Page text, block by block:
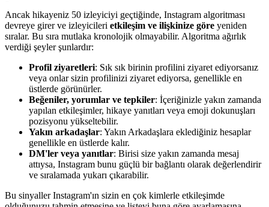
Ancak hikayeniz 50 izleyiciyi geçtiğinde, Instagram algoritması
devreye girer ve izleyicileri etkileşim ve ilişkinize göre yeniden
sıralar. Bu sıra mutlaka kronolojik olmayabilir. Algoritma ağırlık
verdiği şeyler şunlardır:
Profil ziyaretleri: Sık sık birinin profilini ziyaret ediyorsanız
veya onlar sizin profilinizi ziyaret ediyorsa, genellikle en
üstlerde görünürler.
Beğeniler, yorumlar ve tepkiler: İçeriğinizle yakın zamanda
yapılan etkileşimler, hikaye yanıtları veya emoji dokunuşları
pozisyonu yükseltebilir.
Yakın arkadaşlar: Yakın Arkadaşlara eklediğiniz hesaplar
genellikle en üstlerde kalır.
DM'ler veya yanıtlar: Birisi size yakın zamanda mesaj
attıysa, Instagram bunu güçlü bir bağlantı olarak değerlendirir
ve sıralamada yukarı çıkarabilir.
Bu sinyaller Instagram'ın sizin en çok kimlerle etkileşimde